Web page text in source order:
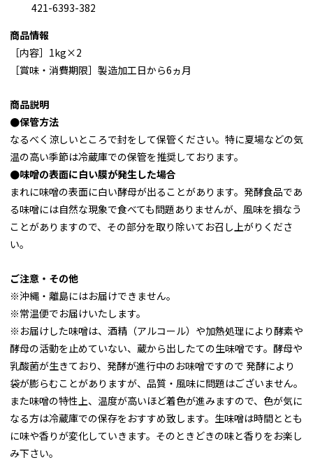
421-6393-382
商品情報
［内容］1kg×2
［賞味・消費期限］製造加工日から6ヵ月
商品説明
●保管方法
なるべく涼しいところで封をして保管ください。特に夏場などの気
温の高い季節は冷蔵庫での保管を推奨しております。
●味噌の表面に白い膜が発生した場合
まれに味噌の表面に白い酵母が出ることがあります。発酵食品であ
る味噌には自然な現象で食べても問題ありませんが、風味を損なう
ことがありますので、その部分を取り除いてお召し上がりくださ
い。
ご注意・その他
※沖縄・離島にはお届けできません。
※常温便でお届けいたします。
※お届けした味噌は、酒精（アルコール）や加熱処理により酵素や
酵母の活動を止めていない、蔵から出したての生味噌です。酵母や
乳酸菌が生きており、発酵が進行中のお味噌ですので 発酵により
袋が膨らむことがありますが、品質・風味に問題はございません。
また味噌の特性上、温度が高いほど着色が進みますので、色が気に
なる方は冷蔵庫での保存をおすすめ致します。生味噌は時間ととも
に味や香りが変化していきます。そのときどきの味と香りをお楽し
み下さい。